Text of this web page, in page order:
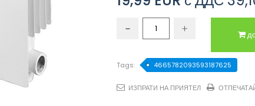
Tags: 4665782093593187625
ИЗПРАТИ НА ПРИЯТЕЛ